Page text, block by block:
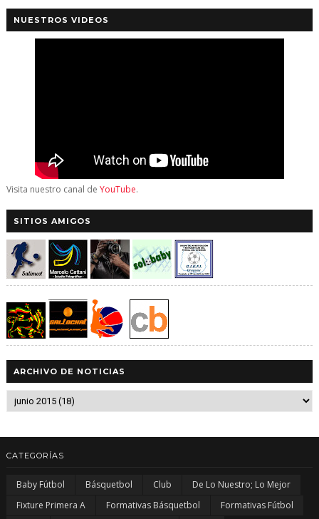
NUESTROS VIDEOS
Visita nuestro canal de YouTube.
SITIOS AMIGOS
ARCHIVO DE NOTICIAS
CATEGORÍAS
Baby Fútbol Básquetbol Club
De Lo Nuestro; Lo Mejor
Fixture Primera A
Formativas Básquetbol
Formativas Fútbol